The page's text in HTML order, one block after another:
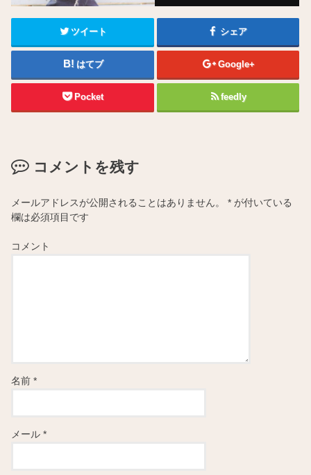
ツイート シェア
はてブ Google+
Pocket feedly
コメントを残す
メールアドレスが公開されることはありません。 * が付いている
欄は必須項目です
コメント
名前*
メール*